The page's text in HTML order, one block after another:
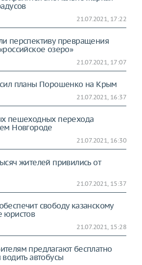
21.07.2021, 17:22
перспективу превращения
озеро»
21.07.2021, 17:07
планы Порошенко на Крым
21.07.2021, 16:37
пешеходных перехода
Новгороде
21.07.2021, 16:30
жителей привились от
21.07.2021, 15:37
свободу казанскому
юристов
21.07.2021, 15:28
предлагают бесплатно
автобусы